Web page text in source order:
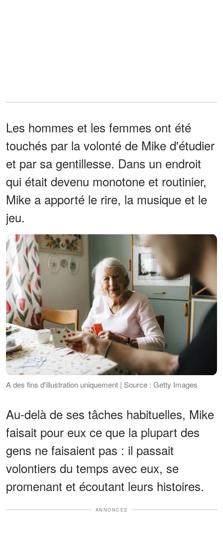
Les hommes et les femmes ont été
touchés par la volonté de Mike d'étudier
et par sa gentillesse. Dans un endroit
qui était devenu monotone et routinier,
Mike a apporté le rire, la musique et le
jeu.
A des fins d'illustration uniquement | Source : Getty Images
Au-delà de ses tâches habituelles, Mike
faisait pour eux ce que la plupart des
gens ne faisaient pas : il passait
volontiers du temps avec eux, se
promenant et écoutant leurs histoires.
ANNONCES